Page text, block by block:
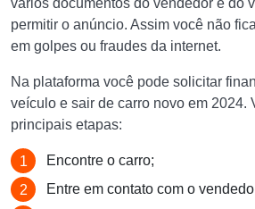
vários documentos do vendedor e do
permitir o anúncio. Assim você não
em golpes ou fraudes da internet.
Na plataforma você pode solicitar
veículo e sair de carro novo em 2024.
principais etapas:
Encontre o carro;
Entre em contato com o